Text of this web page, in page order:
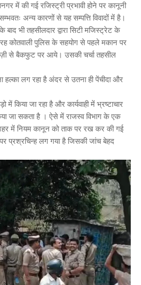
में की गई रजिस्ट्री प्रभावी होने पर कानूनी
अन्य कारणों से यह सम्पत्ति विवादों में है।
बाद भी तहसीलदार द्वारा सिटी मजिस्ट्रेट के
कोतवाली पुलिस के सहयोग से पहले मकान पर
से बैकफुट पर आये। उसकी चर्चा तहसील
हल्का लग रहा है अंदर से उतना ही पेंचीदा और
में किया जा रहा है और कार्यवाही में भ्रष्टाचार
जा सकता है । ऐसे में राजस्व विभाग के एक
शहर में नियम कानून को ताक पर रख कर की गई
पर प्रश्रचिन्ह लग गया है जिसकी जांच बेहद